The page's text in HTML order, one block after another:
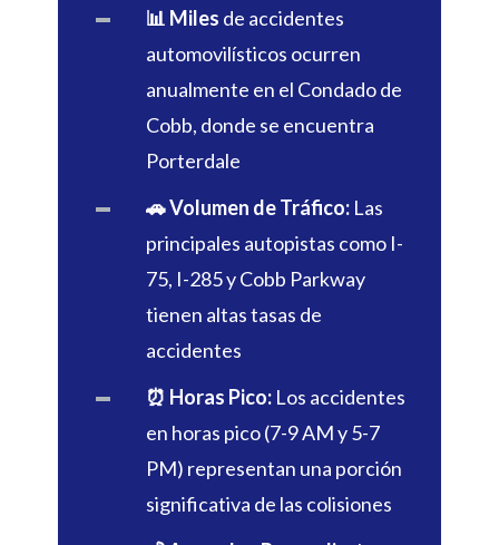
📊 Miles de accidentes
automovilísticos ocurren
anualmente en el Condado de
Cobb, donde se encuentra
Porterdale
🚗 Volumen de Tráfico: Las
principales autopistas como I-
75, I-285 y Cobb Parkway
tienen altas tasas de
accidentes
⏰ Horas Pico: Los accidentes
en horas pico (7-9 AM y 5-7
PM) representan una porción
significativa de las colisiones